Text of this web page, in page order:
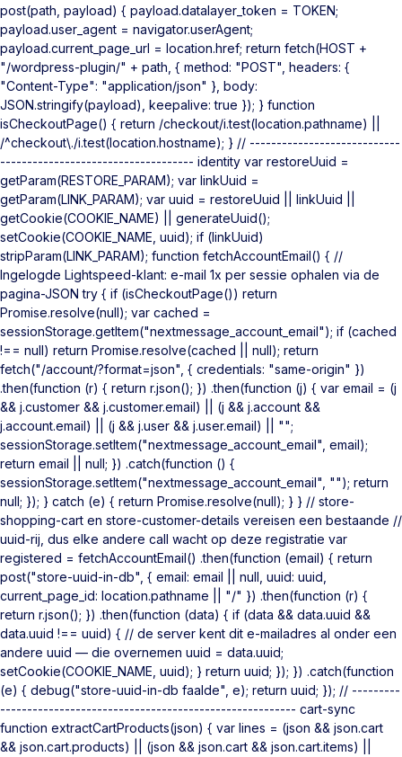
post(path, payload) { payload.datalayer_token = TOKEN;
payload.user_agent = navigator.userAgent;
payload.current_page_url = location.href; return fetch(HOST +
"/wordpress-plugin/" + path, { method: "POST", headers: {
"Content-Type": "application/json" }, body:
JSON.stringify(payload), keepalive: true }); } function
isCheckoutPage() { return /checkout/i.test(location.pathname) ||
/^checkout\./i.test(location.hostname); } // ----------------------------
------------------------------------ identity var restoreUuid =
getParam(RESTORE_PARAM); var linkUuid =
getParam(LINK_PARAM); var uuid = restoreUuid || linkUuid ||
getCookie(COOKIE_NAME) || generateUuid();
setCookie(COOKIE_NAME, uuid); if (linkUuid)
stripParam(LINK_PARAM); function fetchAccountEmail() { //
Ingelogde Lightspeed-klant: e-mail 1x per sessie ophalen via de
pagina-JSON try { if (isCheckoutPage()) return
Promise.resolve(null); var cached =
sessionStorage.getItem("nextmessage_account_email"); if (cached
!== null) return Promise.resolve(cached || null); return
fetch("/account/?format=json", { credentials: "same-origin" })
.then(function (r) { return r.json(); }) .then(function (j) { var email = (j
&& j.customer && j.customer.email) || (j && j.account &&
j.account.email) || (j && j.user && j.user.email) || "";
sessionStorage.setItem("nextmessage_account_email", email);
return email || null; }) .catch(function () {
sessionStorage.setItem("nextmessage_account_email", ""); return
null; }); } catch (e) { return Promise.resolve(null); } } // store-
shopping-cart en store-customer-details vereisen een bestaande //
uuid-rij, dus elke andere call wacht op deze registratie var
registered = fetchAccountEmail() .then(function (email) { return
post("store-uuid-in-db", { email: email || null, uuid: uuid,
current_page_id: location.pathname || "/" }) .then(function (r) {
return r.json(); }) .then(function (data) { if (data && data.uuid &&
data.uuid !== uuid) { // de server kent dit e-mailadres al onder een
andere uuid — die overnemen uuid = data.uuid;
setCookie(COOKIE_NAME, uuid); } return uuid; }); }) .catch(function
(e) { debug("store-uuid-in-db faalde", e); return uuid; }); // ---------
------------------------------------------------------- cart-sync
function extractCartProducts(json) { var lines = (json && json.cart
&& json.cart.products) || (json && json.cart && json.cart.items) ||